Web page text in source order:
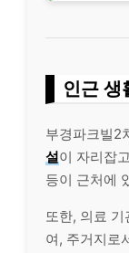
인근 생
부경파크빌2
설이 자리잡
등이 근처에
또한, 의료
여, 주거지로